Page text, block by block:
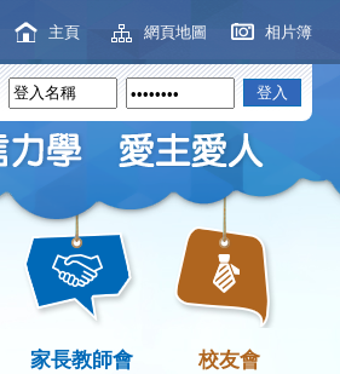
主頁 網頁地圖 相片簿
家長教師會 校友會